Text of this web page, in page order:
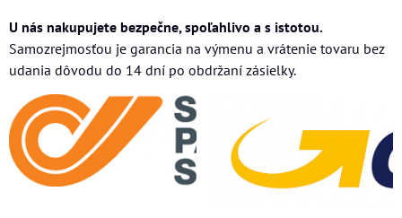
U nás nakupujete bezpečne, spoľahlivo a s istotou.
Samozrejmosťou je garancia na výmenu a vrátenie tovaru bez
udania dôvodu do 14 dní po obdržaní zásielky.